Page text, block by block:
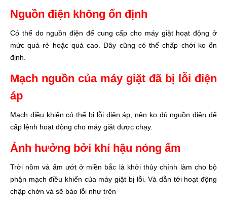
Nguồn điện không ổn định
Có thể do nguồn điện để cung cấp cho máy giặt hoạt động ở
mức quá rẻ hoặc quá cao. Đây cũng có thể chấp chới ko ổn
định.
Mạch nguồn của máy giặt đã bị lỗi điện
áp
Mạch điều khiển có thể bị lỗi điện áp, nên ko đủ nguồn điện để
cấp lệnh hoạt động cho máy giặt được chạy.
Ảnh hưởng bởi khí hậu nóng ẩm
Trời nồm và ẩm ướt ở miền bắc là khởi thủy chính làm cho bộ
phận mạch điều khiển của máy giặt bị lỗi. Và dẫn tới hoạt động
chập chờn và sẽ báo lỗi như trên